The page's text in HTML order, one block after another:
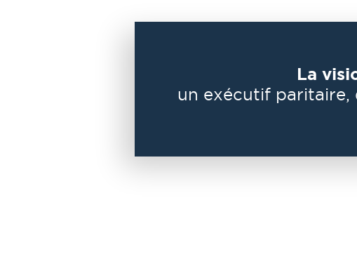
La
un exécutif